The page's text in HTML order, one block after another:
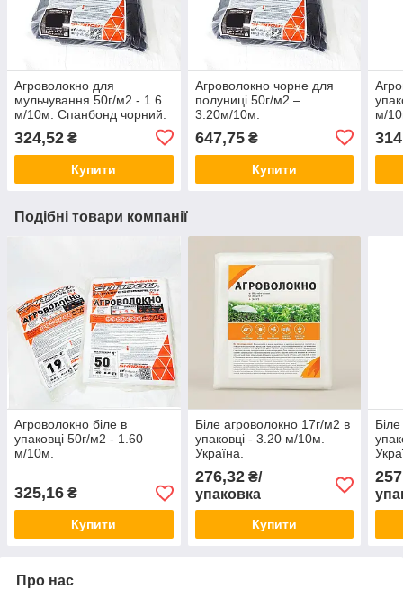
Агроволокно для
мульчування 50г/м2 - 1.6
м/10м. Спанбонд чорний.
324,52 ₴
Купити
Агроволокно чорне для
полуниці 50г/м2 –
3.20м/10м.
647,75₴
Купити
м/
Подібні товари компанії
Агроволокно біле в
упаковці 50г/м2 - 1.60
м/10м.
325,16 ₴
Купити
Біле агроволокно 17г/м2 в
упаковці - 3.20 м/10м.
Україна.
276,32₴/
упаковка
Купити
Про нас